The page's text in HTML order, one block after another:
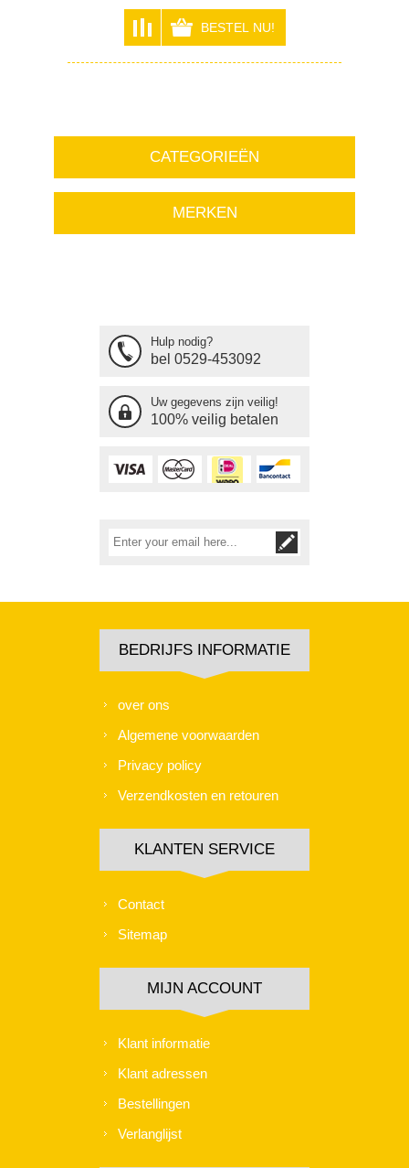
CATEGORIEËN
MERKEN
Hulp nodig?
bel 0529-453092
Uw gegevens zijn veilig!
100% veilig betalen
BEDRIJFS INFORMATIE
over ons
Algemene voorwaarden
Privacy policy
Verzendkosten en retouren
KLANTEN SERVICE
Contact
Sitemap
MIJN ACCOUNT
Klant informatie
Klant adressen
Bestellingen
Verlanglijst